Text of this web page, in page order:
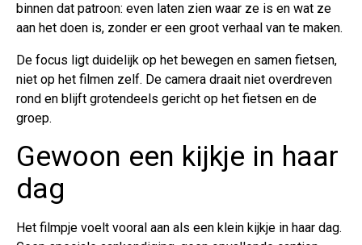
binnen dat patroon: even laten zien waar ze is en wat ze
aan het doen is, zonder er een groot verhaal van te maken.
De focus ligt duidelijk op het bewegen en samen fietsen,
niet op het filmen zelf. De camera draait niet overdreven
rond en blijft grotendeels gericht op het fietsen en de
groep.
Gewoon een kijkje in haar
dag
Het filmpje voelt vooral aan als een klein kijkje in haar dag.